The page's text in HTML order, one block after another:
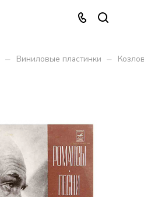
– Виниловые пластинки –